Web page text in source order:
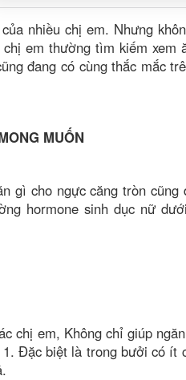
nhiều chị em. Nhưng
em thường tìm kiếm xem
đang có cùng thắc mắc
MUỐN
gì cho ngực căng tròn cũng
hormone sinh dục nữ
chị em, Không chỉ giúp
Đặc biệt là trong bưởi có ít